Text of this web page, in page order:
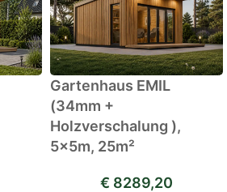
Gartenhaus EMIL
(34mm +
Holzverschalung ),
5x5m, 25m²
€ 8289,20